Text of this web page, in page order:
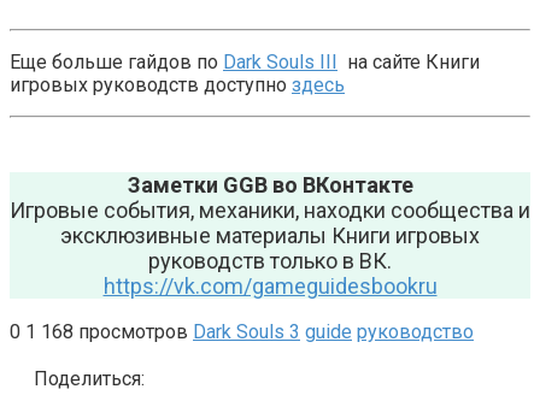
Еще больше гайдов по Dark Souls III
на сайте Книги
игровых руководств доступно здесь
Заметки GGB во ВКонтакте
Игровые события, механики, находки сообщества и
эксклюзивные материалы Книги игровых
руководств только в ВК.
https://vk.com/gameguidesbookru
0 1 168 просмотров Dark Souls 3 guide руководство
Поделиться: